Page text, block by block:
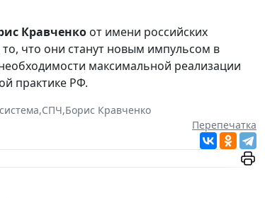
Кравченко от имени российских
что они станут новым импульсом в
максимальной реализации
практике РФ.
,СПЧ,Борис Кравченко
Перепечатка